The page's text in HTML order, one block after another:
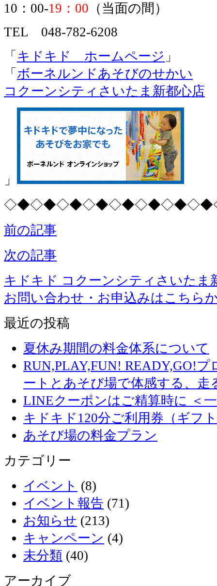
10：00-19：00 （当面の間）
TEL 048-782-6208
「 キドキド ホームページ 」
「 ボーネルンドあそびのせかい
コクーンシティさいたま新都心店
」
前の記事
次の記事
キドキド コクーンシティさいたま
お問い合わせ・お申込みはこちら
最近の投稿
夏休み期間の料金体系について
RUN,PLAY,FUN! READY,GO!
ートとあそび場で体感する、走
LINEクーポンはご精算時に ＜
キドキド120分ご利用券（ギフ
あそび場の料金プラン
カテゴリー
イベント (8)
イベント報告 (71)
お知らせ (213)
キャンペーン (4)
未分類 (40)
アーカイブ